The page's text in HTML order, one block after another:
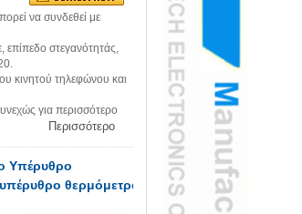
να συνδεθεί με
στεγανότητάς,
κινητού τηλεφώνου και
για περισσότερο
Περισσότερο
Υπέρυθρο
θερμόμετρο